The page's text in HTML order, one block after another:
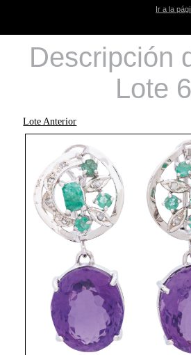
Ir a la
Descripción
Lote
Lote Anterior